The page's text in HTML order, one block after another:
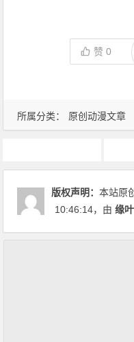
所属分类： 原创动漫文章
赞0
版权声明：本站原
10:46:14，由缘叶